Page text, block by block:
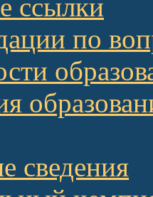
ссылки
по
сведения